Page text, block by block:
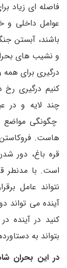
فاصله ای زیاد
عوامل داخلی و
باشند، آبستن
و نشیب های
درگیری برای
کنیم درگیری رخ
چند لایه و در
چگونگی مواضع
هاست.
قره باغ، دور
است. با مدنطر
نتواند عامل
آینده می تواند
کنید در آینده
بتواند به
در این بحران